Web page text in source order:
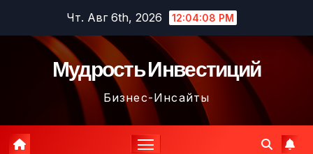
содержимому
Чт. Авг 6th, 2026 12:04:09 PM
Мудрость Инвестиций
Бизнес-Инсайты